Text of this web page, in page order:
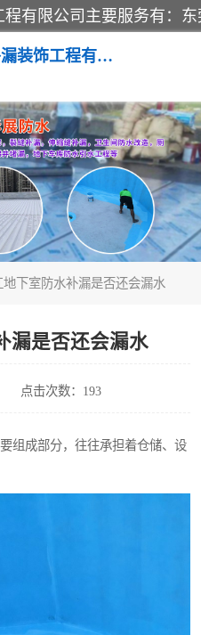
东莞市华展防水补漏装饰工程有限公司
地下室防水补漏是否还会漏水
漏是否还会漏水
点击次数：193
组成部分，往往承担着仓储、设